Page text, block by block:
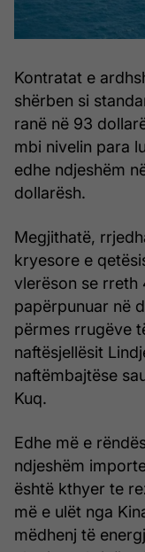
Kontratat e
shërben si
ranë në 93
mbi nivelin para
edhe ndjeshëm
dollarësh.
Megjithatë,
kryesore e
vlerëson se rreth
papërpunuar në
përmes rrugëve
naftësjellësit
naftëmbajtëse
Kuq.
Edhe më e
ndjeshëm
është kthyer te
më e ulët nga
mëdhenj të